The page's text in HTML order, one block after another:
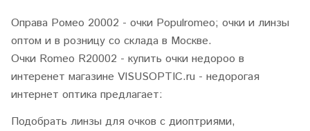
Оправа Ромео 20002 - очки Populromeo; очки и линзы
оптом и в розницу со склада в Москве.
Очки Romeo R20002 - купить очки недороо в
интеренет магазине VISUSOPTIC.ru - недорогая
интернет оптика предлагает:
Подобрать линзы для очков с диоптриями,